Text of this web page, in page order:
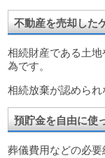
不動産を売却した
相続財産である土
為です。
相続放棄が認められ
預貯金を自由に使
葬儀費用などの必要